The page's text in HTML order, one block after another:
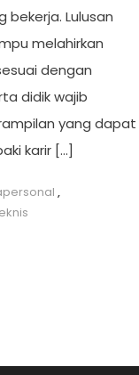
bekerja. Lulusan
melahirkan
dengan
didik wajib
yang dapat
karir […]
,